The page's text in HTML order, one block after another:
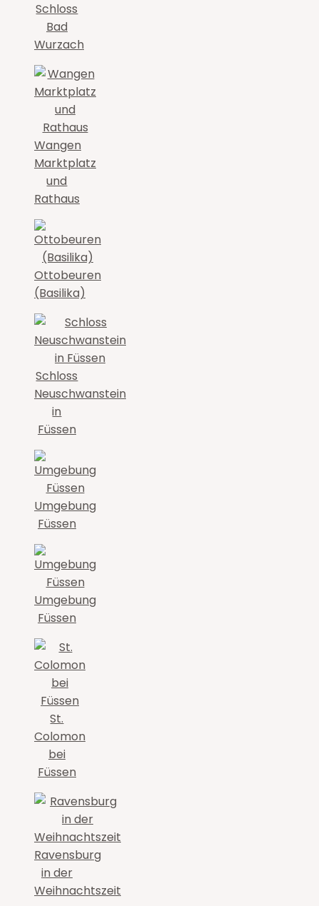
Schloss
Bad
Wurzach
Wangen
Marktplatz
und
Rathaus
Ottobeuren
(Basilika)
Schloss
Neuschwanstein
in
Füssen
Umgebung
Füssen
Umgebung
Füssen
St.
Colomon
bei
Füssen
Ravensburg
in der
Weihnachtszeit